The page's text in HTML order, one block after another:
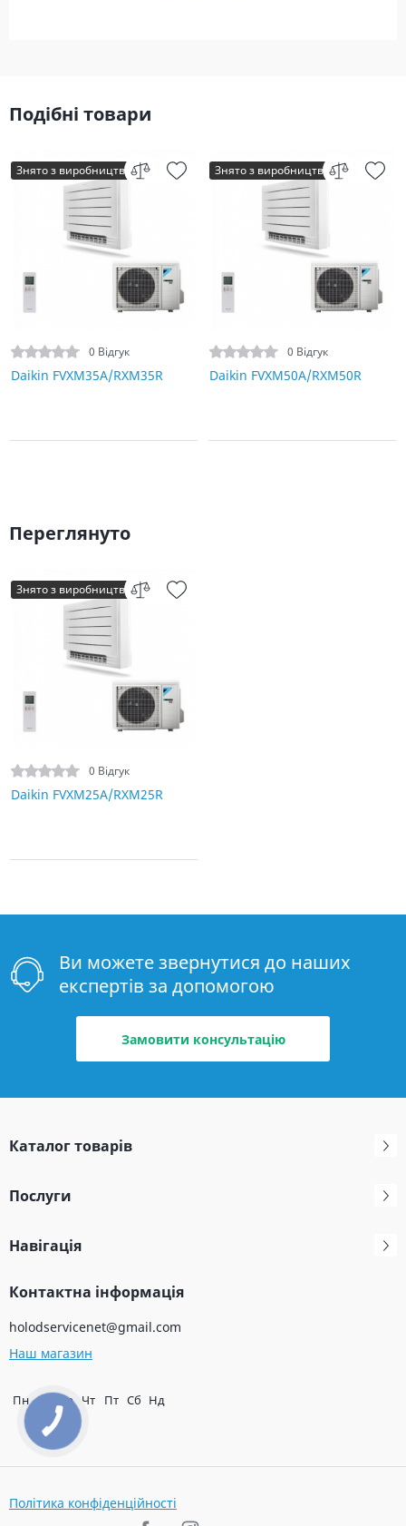
Подібні товари
Знято з виробництва
0 Відгук
Daikin FVXM35A/RXM35R
Знято з виробництва
0 Відгук
Daikin FVXM50A/RXM50R
Переглянуто
Знято з виробництва
0 Відгук
Daikin FVXM25A/RXM25R
Ви можете звернутися до наших
експертів за допомогою
Замовити консультацію
Каталог товарів
Послуги
Навігація
Контактна інформація
holodservicenet@gmail.com
Наш магазин
Пн Вт Ср Чт Пт Сб Нд
Політика конфіденційності